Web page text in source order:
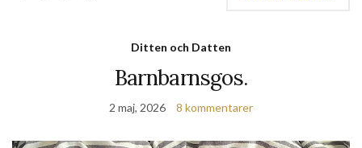
Ditten och Datten
Barnbarnsgos.
2 maj, 2026 8 kommentarer